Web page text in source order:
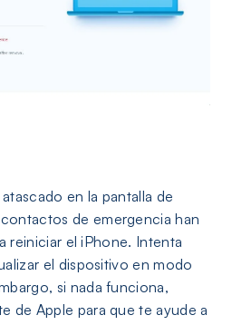
en la pantalla de
de emergencia han
reiniciar el iPhone. Intenta
el dispositivo en modo
si nada funciona,
de Apple para que te ayude a